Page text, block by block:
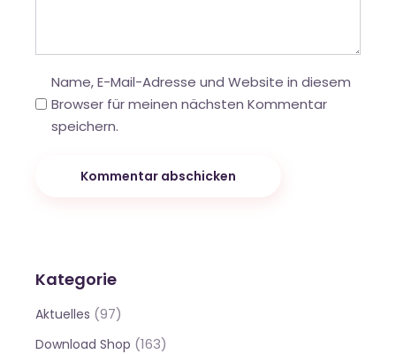
Name, E-Mail-Adresse und Website in diesem
Browser für meinen nächsten Kommentar
speichern.
Kommentar abschicken
Kategorie
Aktuelles (97)
Download Shop (163)